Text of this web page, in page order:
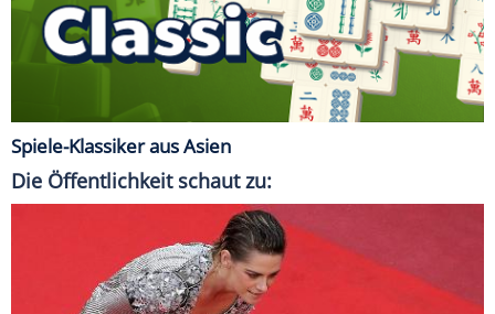
Spiele-Klassiker aus Asien
Die Öffentlichkeit schaut zu: